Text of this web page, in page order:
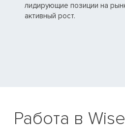
лидирующие позиции на
активный рост.
Работа в